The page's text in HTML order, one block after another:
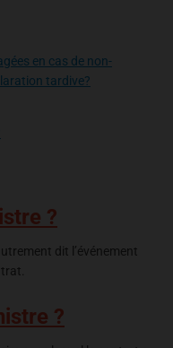
en cas de non-
tardive?
?
dit l’événement
?